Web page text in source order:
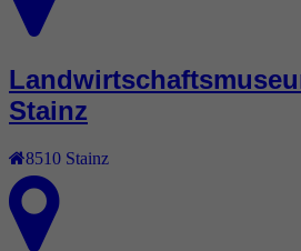
Stainz
8510 Stainz